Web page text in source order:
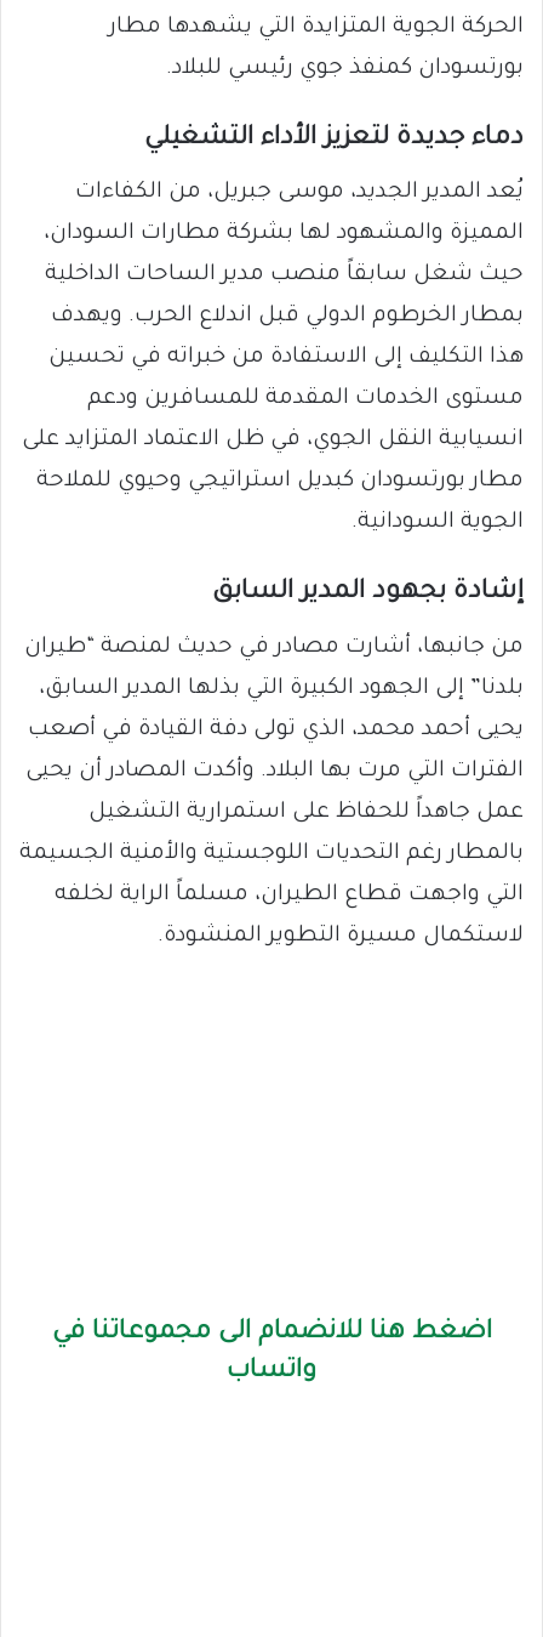
الحركة الجوية المتزايدة التي يشهدها مطار
بورتسودان كمنفذ جوي رئيسي للبلاد.
دماء جديدة لتعزيز الأداء التشغيلي
يُعد المدير الجديد، موسى جبريل، من الكفاءات
المميزة والمشهود لها بشركة مطارات السودان،
حيث شغل سابقاً منصب مدير الساحات الداخلية
بمطار الخرطوم الدولي قبل اندلاع الحرب. ويهدف
هذا التكليف إلى الاستفادة من خبراته في تحسين
مستوى الخدمات المقدمة للمسافرين ودعم
انسيابية النقل الجوي، في ظل الاعتماد المتزايد على
مطار بورتسودان كبديل استراتيجي وحيوي للملاحة
الجوية السودانية.
إشادة بجهود المدير السابق
من جانبها، أشارت مصادر في حديث لمنصة “طيران
بلدنا” إلى الجهود الكبيرة التي بذلها المدير السابق،
يحيى أحمد محمد، الذي تولى دفة القيادة في أصعب
الفترات التي مرت بها البلاد. وأكدت المصادر أن يحيى
عمل جاهداً للحفاظ على استمرارية التشغيل
بالمطار رغم التحديات اللوجستية والأمنية الجسيمة
التي واجهت قطاع الطيران، مسلماً الراية لخلفه
لاستكمال مسيرة التطوير المنشودة.
اضغط هنا للانضمام الى مجموعاتنا في
واتساب